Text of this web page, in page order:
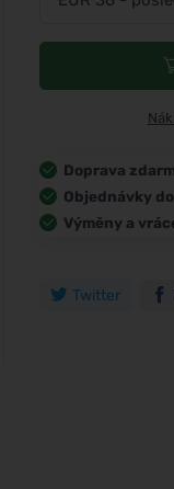
Doprava
Objednávky
Výměny a
Twitter